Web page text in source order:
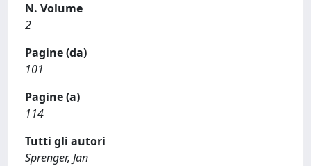
N. Volume
2
Pagine (da)
101
Pagine (a)
114
Tutti gli autori
Sprenger, Jan